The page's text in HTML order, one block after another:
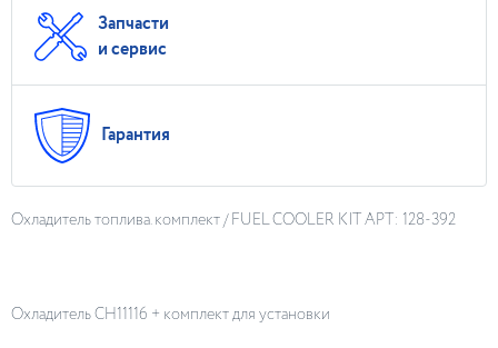
Запчасти
и сервис
Гарантия
Охладитель топлива. комплект / FUEL COOLER KIT АРТ: 128-392
Охладитель CH11116 + комплект для установки